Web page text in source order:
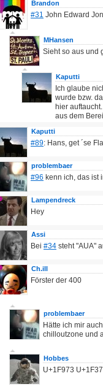
Brandon
#31 John Edward
MHansen
Sieht so aus und
Kaputti
Ich glaube
wurde bzw.
hier
aus dem
Kaputti
#89: Hans, get ´se
problembaer
#96 kenn ich, das ist
Lampendreck
Hey
Assi
Bei #34 steht "AUA"
Ch.ill
Förster der 400
problembaer
Hätte ich mir
chilloutzone und
Hobbes
U+1F973